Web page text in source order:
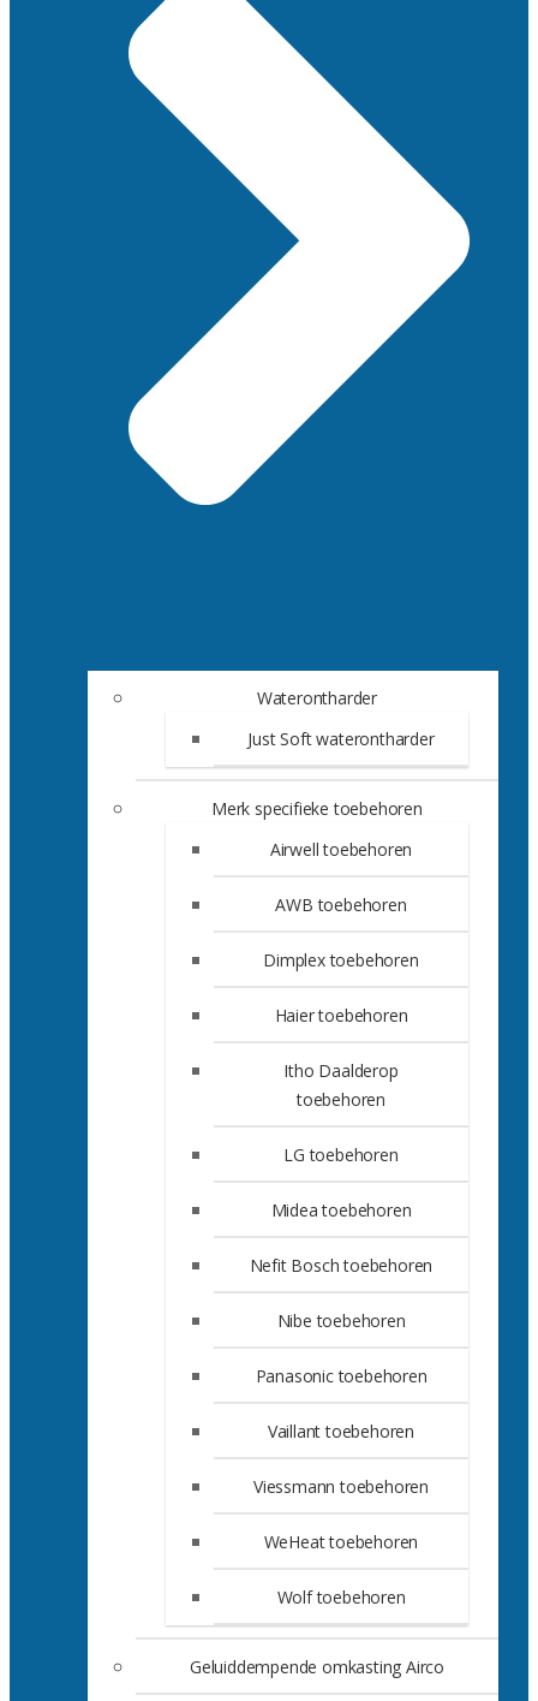
Waterontharder
Just Soft waterontharder
Merk specifieke toebehoren
Airwell toebehoren
AWB toebehoren
Dimplex toebehoren
Haier toebehoren
Itho Daalderop
toebehoren
LG toebehoren
Midea toebehoren
Nefit Bosch toebehoren
Nibe toebehoren
Panasonic toebehoren
Vaillant toebehoren
Viessmann toebehoren
WeHeat toebehoren
Wolf toebehoren
Geluiddempende omkasting Airco